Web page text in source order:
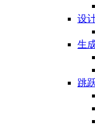
设
生
跳